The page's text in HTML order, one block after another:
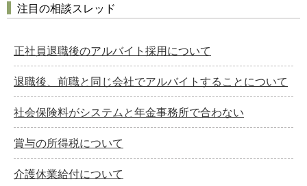
注目の相談スレッド
正社員退職後のアルバイト採用について
退職後、前職と同じ会社でアルバイトすることについて
社会保険料がシステムと年金事務所で合わない
賞与の所得税について
介護休業給付について